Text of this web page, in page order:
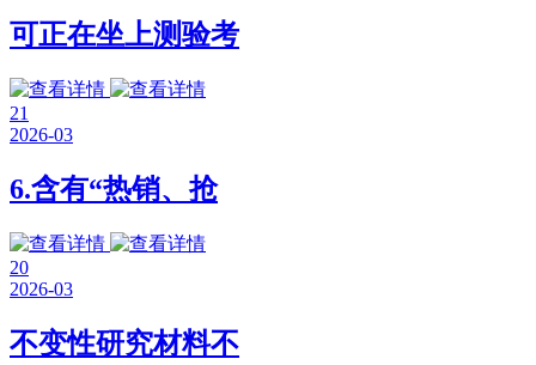
可正在坐上测验考
21
2026-03
6.含有“热销、抢
20
2026-03
不变性研究材料不